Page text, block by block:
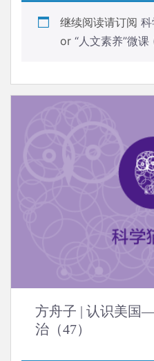
继续阅读请订阅
or “人文素养”微课
方舟子 | 认识美国
治（47）